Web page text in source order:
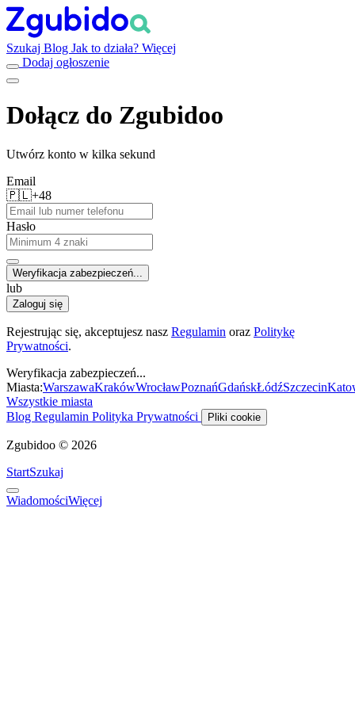
Szukaj Blog Jak to działa? Więcej
Dodaj ogłoszenie
Dołącz do Zgubidoo
Utwórz konto w kilka sekund
Email
🇵🇱+48
Hasło
Weryfikacja zabezpieczeń...
lub
Zaloguj się
Rejestrując się, akceptujesz nasz Regulamin oraz Politykę
Prywatności.
Weryfikacja zabezpieczeń...
Miasta:WarszawaKrakówWrocławPoznańGdańskŁódźSzczecin
Wszystkie miasta
Blog Regulamin Polityka Prywatności Pliki cookie
Zgubidoo © 2026
StartSzukaj
WiadomościWięcej